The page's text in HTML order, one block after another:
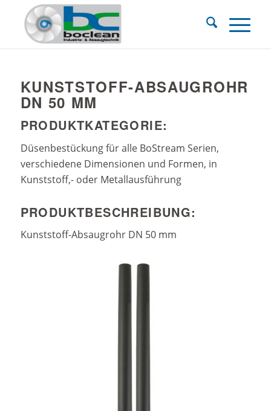
KUNSTSTOFF-ABSAUGROHR
DN 50 MM
PRODUKTKATEGORIE:
Düsenbestückung für alle BoStream Serien,
verschiedene Dimensionen und Formen, in
Kunststoff,- oder Metallausführung
PRODUKTBESCHREIBUNG:
Kunststoff-Absaugrohr DN 50 mm